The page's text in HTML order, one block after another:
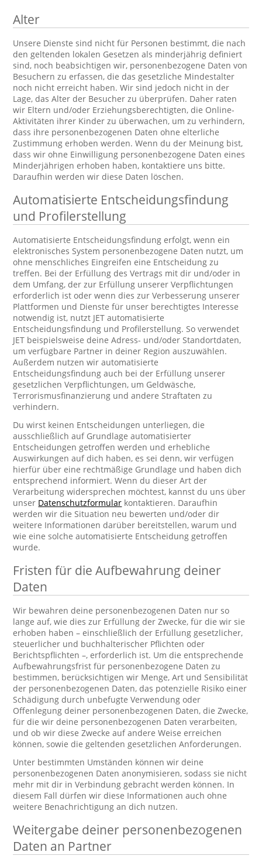
Alter
Unsere Dienste sind nicht für Personen bestimmt, die nach
den geltenden lokalen Gesetzen als minderjährig definiert
sind, noch beabsichtigen wir, personenbezogene Daten von
Besuchern zu erfassen, die das gesetzliche Mindestalter
noch nicht erreicht haben. Wir sind jedoch nicht in der
Lage, das Alter der Besucher zu überprüfen. Daher raten
wir Eltern und/oder Erziehungsberechtigten, die Online-
Aktivitäten ihrer Kinder zu überwachen, um zu verhindern,
dass ihre personenbezogenen Daten ohne elterliche
Zustimmung erhoben werden. Wenn du der Meinung bist,
dass wir ohne Einwilligung personenbezogene Daten eines
Minderjährigen erhoben haben, kontaktiere uns bitte.
Daraufhin werden wir diese Daten löschen.
Automatisierte Entscheidungsfindung
und Profilerstellung
Automatisierte Entscheidungsfindung erfolgt, wenn ein
elektronisches System personenbezogene Daten nutzt, um
ohne menschliches Eingreifen eine Entscheidung zu
treffen. Bei der Erfüllung des Vertrags mit dir und/oder in
dem Umfang, der zur Erfüllung unserer Verpflichtungen
erforderlich ist oder wenn dies zur Verbesserung unserer
Plattformen und Dienste für unser berechtigtes Interesse
notwendig ist, nutzt JET automatisierte
Entscheidungsfindung und Profilerstellung. So verwendet
JET beispielsweise deine Adress- und/oder Standortdaten,
um verfügbare Partner in deiner Region auszuwählen.
Außerdem nutzen wir automatisierte
Entscheidungsfindung auch bei der Erfüllung unserer
gesetzlichen Verpflichtungen, um Geldwäsche,
Terrorismusfinanzierung und andere Straftaten zu
verhindern.
Du wirst keinen Entscheidungen unterliegen, die
ausschließlich auf Grundlage automatisierter
Entscheidungen getroffen werden und erhebliche
Auswirkungen auf dich haben, es sei denn, wir verfügen
hierfür über eine rechtmäßige Grundlage und haben dich
entsprechend informiert. Wenn du dieser Art der
Verarbeitung widersprechen möchtest, kannst du uns über
unser Datenschutzformular kontaktieren. Daraufhin
werden wir die Situation neu bewerten und/oder dir
weitere Informationen darüber bereitstellen, warum und
wie eine solche automatisierte Entscheidung getroffen
wurde.
Fristen für die Aufbewahrung deiner
Daten
Wir bewahren deine personenbezogenen Daten nur so
lange auf, wie dies zur Erfüllung der Zwecke, für die wir sie
erhoben haben – einschließlich der Erfüllung gesetzlicher,
steuerlicher und buchhalterischer Pflichten oder
Berichtspflichten –, erforderlich ist. Um die entsprechende
Aufbewahrungsfrist für personenbezogene Daten zu
bestimmen, berücksichtigen wir Menge, Art und Sensibilität
der personenbezogenen Daten, das potenzielle Risiko einer
Schädigung durch unbefugte Verwendung oder
Offenlegung deiner personenbezogenen Daten, die Zwecke,
für die wir deine personenbezogenen Daten verarbeiten,
und ob wir diese Zwecke auf andere Weise erreichen
können, sowie die geltenden gesetzlichen Anforderungen.
Unter bestimmten Umständen können wir deine
personenbezogenen Daten anonymisieren, sodass sie nicht
mehr mit dir in Verbindung gebracht werden können. In
diesem Fall dürfen wir diese Informationen auch ohne
weitere Benachrichtigung an dich nutzen.
Weitergabe deiner personenbezogenen
Daten an Partner